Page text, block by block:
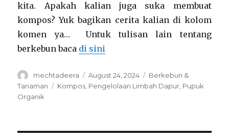
kita. Apakah kalian juga suka membuat
kompos? Yuk bagikan cerita kalian di kolom
komen ya… Untuk tulisan lain tentang
berkebun baca di sini
Author
mechtadeera
Posted
on
August 24, 2024 Categories
Berkebun &
Tanaman
Tags
Kompos, Pengelolaan Limbah Dapur, Pupuk
Organik